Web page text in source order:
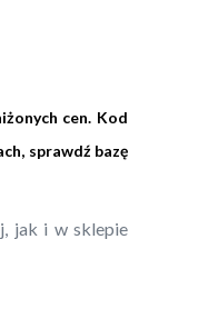
cen. Kod
sprawdź bazę
jak i w sklepie